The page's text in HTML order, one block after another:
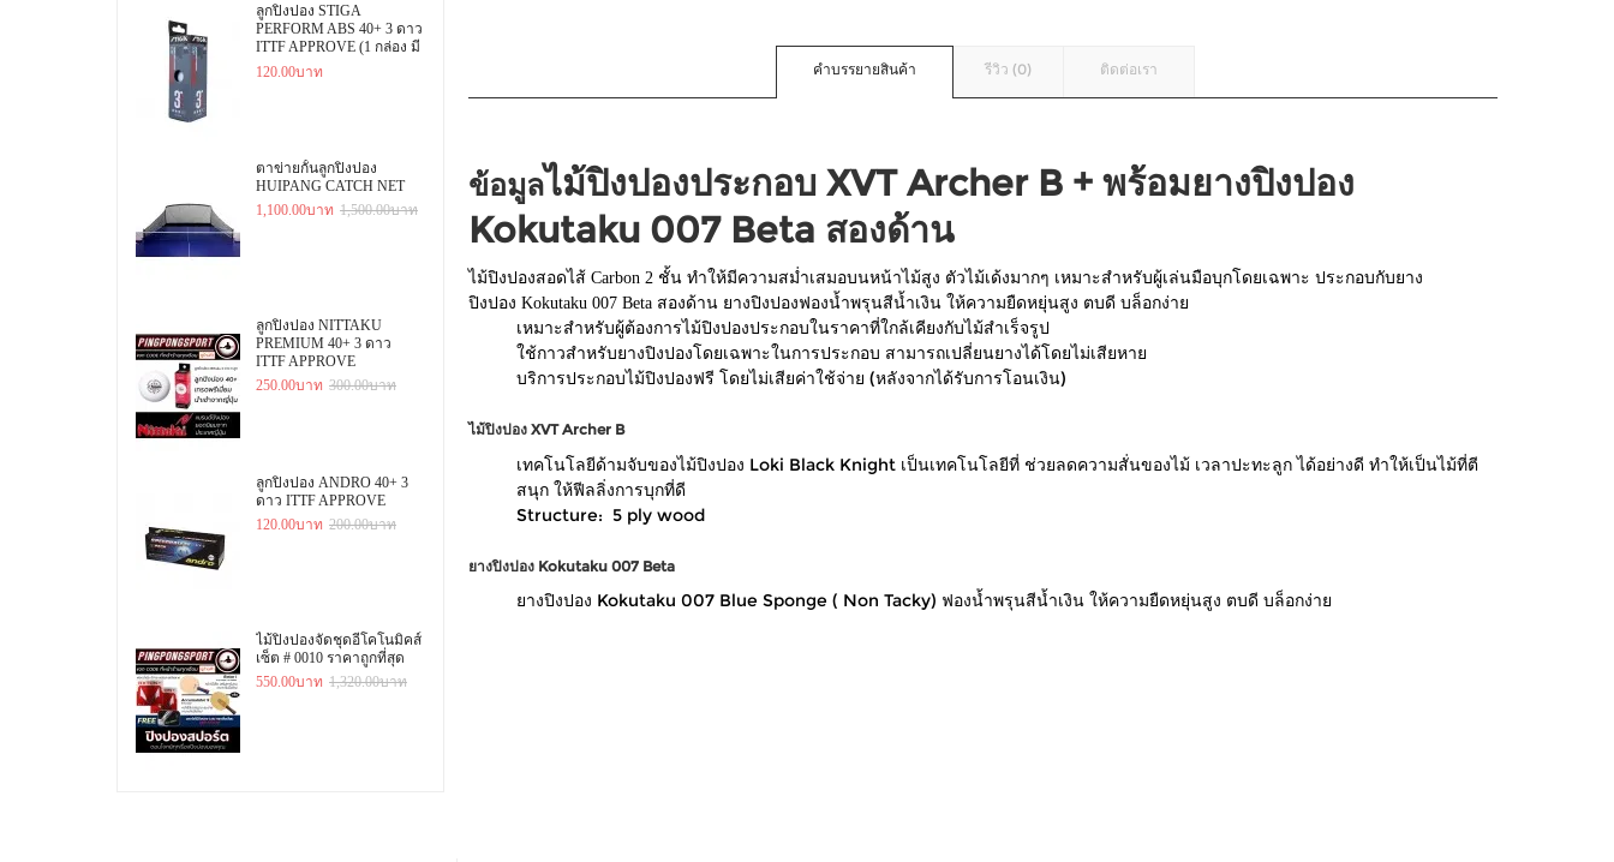
ลูกปิงปอง STIGA
PERFORM ABS 40+ 3 ดาว
ITTF APPROVE (1 กล่อง มี
3 ลูก)
120.00บาท
ตาข่ายกั้นลูกปิงปอง
HUIPANG CATCH NET
1,100.00บาท 1,500.00บาท
ลูกปิงปอง NITTAKU
PREMIUM 40+ 3 ดาว
ITTF APPROVE
250.00บาท 300.00บาท
ลูกปิงปอง ANDRO 40+ 3
ดาว ITTF APPROVE
120.00บาท 200.00บาท
ไม้ปิงปองจัดชุดอีโคโนมิคส์
เซ็ต # 0010 ราคาถูกที่สุด
550.00บาท 1,320.00บาท
คำบรรยายสินค้า รีวิว (0) ติดต่อเรา
ข้อมูลไม้ปิงปองประกอบ XVT Archer B + พร้อมยางปิงปอง
Kokutaku 007 Beta สองด้าน
ไม้ปิงปองสอดไส้ Carbon 2 ชั้น ทำให้มีความสม่ำเสมอบนหน้าไม้สูง ตัวไม้เด้งมากๆ เหมาะสำหรับผู้เล่นมือบุกโดยเฉพาะ ประกอบกับยาง
ปิงปอง Kokutaku 007 Beta สองด้าน ยางปิงปองฟองน้ำพรุนสีน้ำเงิน ให้ความยืดหยุ่นสูง ตบดี บล็อกง่าย
เหมาะสำหรับผู้ต้องการไม้ปิงปองประกอบในราคาที่ใกล้เคียงกับไม้สำเร็จรูป
ใช้กาวสำหรับยางปิงปองโดยเฉพาะในการประกอบ สามารถเปลี่ยนยางได้โดยไม่เสียหาย
บริการประกอบไม้ปิงปองฟรี โดยไม่เสียค่าใช้จ่าย (หลังจากได้รับการโอนเงิน)
ไม้ปิงปองXVT Archer B
เทคโนโลยีด้ามจับของไม้ปิงปอง Loki Black Knight เป็นเทคโนโลยีที่ ช่วยลดความสั่นของไม้ เวลาปะทะลูก ได้อย่างดี ทำให้เป็นไม้ที่ตี
สนุก ให้ฟีลลิ่งการบุกที่ดี
Structure: 5 ply wood
ยางปิงปอง Kokutaku 007 Beta
ยางปิงปอง Kokutaku 007 Blue Sponge ( Non Tacky) ฟองน้ำพรุนสีน้ำเงิน ให้ความยืดหยุ่นสูง ตบดี บล็อกง่าย